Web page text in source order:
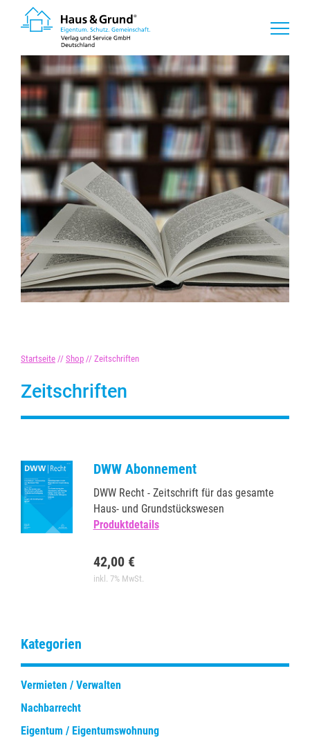
Startseite // Shop // Zeitschriften
Zeitschriften
DWW Abonnement
DWW Recht - Zeitschrift für das gesamte
Haus- und Grundstückswesen
Produktdetails
42,00 €
inkl. 7% MwSt.
Kategorien
Vermieten / Verwalten
Nachbarrecht
Eigentum / Eigentumswohnung